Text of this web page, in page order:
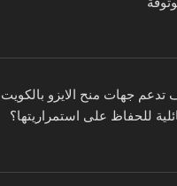
تدعم جهات منح الايزو
للحفاظ على استمراريتها؟